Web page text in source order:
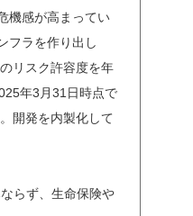
機感が高まってい
フラを作り出し
リスク許容度を年
年3月31日時点で
開発を内製化して
らず、生命保険や